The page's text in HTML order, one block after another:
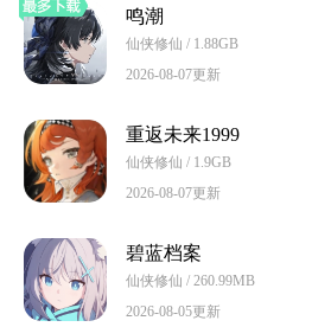
鸣潮
仙侠修仙 / 1.88GB
2026-08-07更新
重返未来1999
仙侠修仙 / 1.9GB
2026-08-07更新
碧蓝档案
仙侠修仙 / 260.99MB
2026-08-05更新